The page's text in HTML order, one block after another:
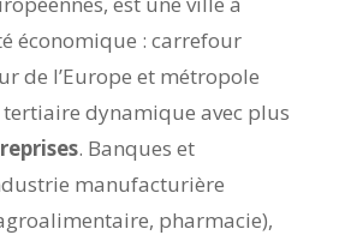
économique : carrefour
de l’Europe et métropole
dynamique avec plus
. Banques et
manufacturière
pharmacie),